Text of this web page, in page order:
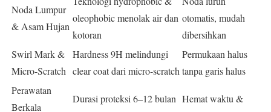
Noda Lumpur
& Asam Hujan
oleophobic menolak air dan
kotoran
otomatis, mudah
dibersihkan
Swirl Mark &
Micro-Scratch
Hardness 9H melindungi
clear coat dari micro-scratch
Permukaan halus
tanpa garis halus
Perawatan
Berkala
Durasi proteksi 6–12 bulan Hemat waktu &